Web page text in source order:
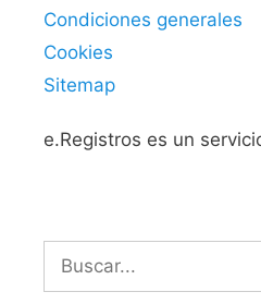
Condiciones generales
Cookies
Sitemap
e.Registros es un
Buscar: